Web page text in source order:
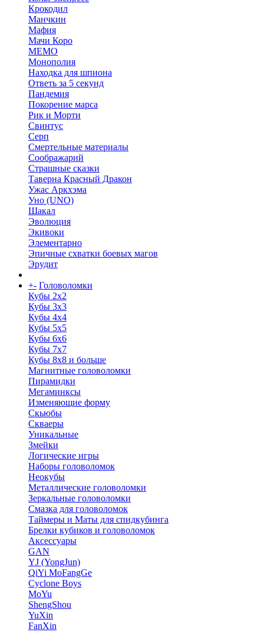
Крокодил
Манчкин
Мафия
Мачи Коро
МЕМО
Монополия
Находка для шпиона
Ответь за 5 секунд
Пандемия
Покорение марса
Рик и Морти
Свинтус
Серп
Смертельные материалы
Соображарий
Страшные сказки
Таверна Красный Дракон
Ужас Аркхэма
Уно (UNO)
Шакал
Эволюция
Экивоки
Элементарно
Эпичные схватки боевых магов
Эрудит
+- Головоломки
Кубы 2х2
Кубы 3х3
Кубы 4x4
Кубы 5х5
Кубы 6х6
Кубы 7х7
Кубы 8х8 и больше
Магнитные головоломки
Пирамидки
Мегаминксы
Изменяющие форму
Скьюбы
Скваеры
Уникальные
Змейки
Логические игры
Наборы головоломок
Неокубы
Металлические головоломки
Зеркальные головоломки
Смазка для головоломок
Таймеры и Маты для спидкубинга
Брелки кубиков и головоломок
Аксессуары
GAN
YJ (YongJun)
QiYi MoFangGe
Cyclone Boys
MoYu
ShengShou
YuXin
FanXin